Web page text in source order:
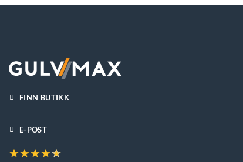
FINN BUTIKK
E-POST
★★★★★